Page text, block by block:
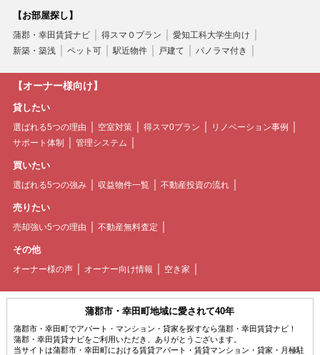
【お部屋探し】
蒲郡・幸田賃貸ナビ 得スマ０プラン
愛知工科大学生向け
新築・築浅
ペット可 駅近物件 戸建て パノラマ付き
【オーナー様向け】
貸したい
選ばれる5つの理由 空室対策 得スマ0プラン
リノベーション事例
サポート体制
管理システム
買いたい
選ばれる5つの強み 収益物件一覧 不動産投資の流れ
売りたい
売却強い5つの理由 不動産無料査定
その他
オーナー様の声 オーナー向け情報 空き家
蒲郡市・幸田町地域に愛されて40年
蒲郡市・幸田町でアパート・マンション・貸家を探すなら蒲郡・幸田賃貸ナビ！
蒲郡・幸田賃貸ナビをご利用いただき、ありがとうございます。
当サイトは蒲郡市・幸田町における賃貸アパート・賃貸マンション・貸家・月極駐